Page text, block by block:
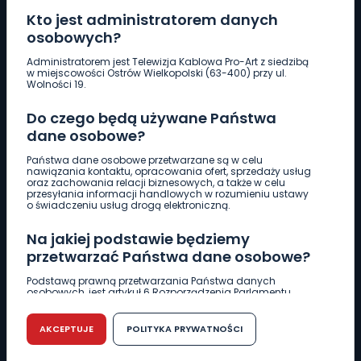
Kto jest administratorem danych
osobowych?
Administratorem jest Telewizja Kablowa Pro-Art z siedzibą
w miejscowości Ostrów Wielkopolski (63-400) przy ul.
Wolności 19.
Do czego będą używane Państwa
dane osobowe?
Państwa dane osobowe przetwarzane są w celu
nawiązania kontaktu, opracowania ofert, sprzedaży usług
oraz zachowania relacji biznesowych, a także w celu
przesyłania informacji handlowych w rozumieniu ustawy
o świadczeniu usług drogą elektroniczną.
Na jakiej podstawie będziemy
przetwarzać Państwa dane osobowe?
Podstawą prawną przetwarzania Państwa danych
osobowych, jest artykuł 6 Rozporządzenia Parlamentu
r. w sprawie ochrony osób fizycznych w związku z
przetwarzaniem danych osobowych w sprawie
swobodnego przepływu takich danych oraz uchylenia
dyrektywy 95/46/WE (RODO).
AKCEPTUJE POLITYKA PRYWATNOŚCI
Pobierz logotyp
661 997 997
REDAKCJA
62 735 22 22redakcja@wlkp24.info
DZIAŁ REKLAMY
62 735 01 85 reklama@wlkp24.info
WIADOMOŚCI
CIEKAWOSTKI